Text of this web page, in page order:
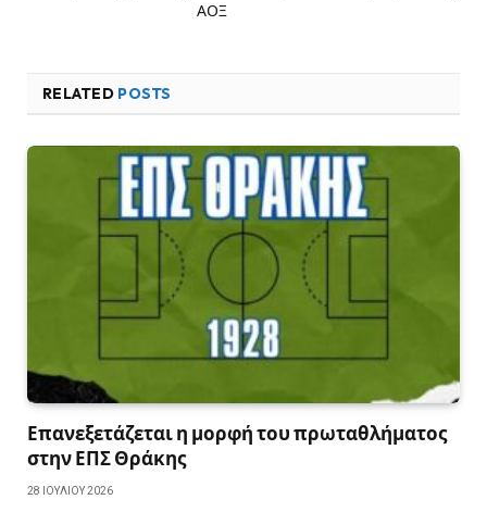
ΑΟΞ
RELATED POSTS
Επανεξετάζεται η μορφή του πρωταθλήματος
στην ΕΠΣ Θράκης
28 ΙΟΥΛΊΟΥ 2026